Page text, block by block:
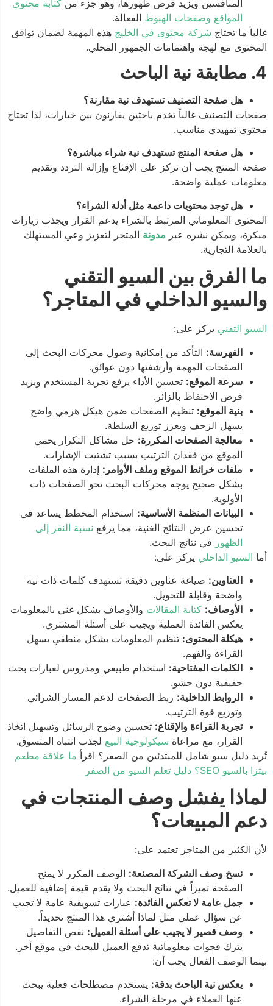
المنافسين ويزيد فرص ظهورها، وهو جزء من كتابة محتوى
المواقع وصفحات الهبوطالفعالة.
غالباً ما تحتاج شركة محتوى في الخليجهذه المهمة لضمان توافق
المحتوى مع لهجة واهتمامات الجمهور المحلي.
4. مطابقة نية الباحث
هل صفحة التصنيف تستهدف نية مقارنة؟
صفحات التصنيف غالباً تخدم باحثين يقارنون بين خيارات، لذا تحتاج
محتوى تمهيدي مناسب.
هل صفحة المنتج تستهدف نية شراء مباشرة؟
صفحة المنتج يجب أن تركز على الإقناع وإزالة التردد وتقديم
معلومات عملية واضحة.
هل توجد محتويات داعمة مثل أدلة الشراء؟
المحتوى المعلوماتي المرتبط بالشراء يدعم القرار ويجذب زيارات
مبكرة، ويمكن نشره عبر مدونةالمتجر لتعزيز وعي المستهلك
بالعلامة التجارية.
ما الفرق بين السيو التقني
والسيو الداخلي في المتاجر؟
السيو التقني يركز على:
الفهرسة:التأكد من إمكانية وصول محركات البحث إلى
الصفحات المهمة وأرشفتها دون عوائق.
سرعة الموقع:تحسين الأداء يرفع تجربة المستخدم ويزيد
فرص الاحتفاظ بالزائر.
بنية الموقع:تنظيم الصفحات ضمن هيكل هرمي واضح
يسهل الزحف ويعزز توزيع السلطة.
معالجة الصفحات المكررة:حل مشاكل التكرار يحمي
الموقع من فقدان الترتيب بسبب تشتيت الإشارات.
ملفات خرائط الموقع وملف الأوامر: إدارة هذه الملفات
بشكل صحيح يوجه محركات البحث نحو الصفحات ذات
الأولوية.
البيانات المنظمة الأساسية:استخدام المخطط يساعد في
تحسين عرض النتائج الغنية، مما يرفع نسبة النقر إلى
الظهور في نتائج البحث.
أما السيو الداخلي يركز على:
العناوين:صياغة عناوين دقيقة تستهدف كلمات ذات نية
واضحة وقابلة للتحويل.
الأوصاف: كتابة المقالاتوالأوصاف بشكل غني بالمعلومات
يعكس الفائدة العملية ويجيب على أسئلة المشتري.
هيكلة المحتوى:تنظيم المعلومات بشكل منطقي يسهل
القراءة والفهم.
الكلمات المفتاحية:استخدام طبيعي ومدروس لعبارات بحث
حقيقية دون حشو.
الروابط الداخلية:ربط الصفحات لدعم المسار الشرائي
وتوزيع قوة الترتيب.
تجربة القراءة والإقناع:تحسين وضوح الرسائل وتسهيل اتخاذ
القرار، مع مراعاةسيكولوجية البيعلجذب انتباه المتسوق.
تُريد دليل سيو شامل للمبتدئين من الصفر؟ اقرأ ما علاقة مطعم
بيتزا بالسيو SEO؟ دليل تعلم السيو من الصفر
لماذا يفشل وصف المنتجات في
دعم المبيعات؟
لأن الكثير من المتاجر تعتمد على:
نسخ وصف الشركة المصنعة:الوصف المكرر لا يمنح
الصفحة تميزاً في نتائج البحث ولا يقدم قيمة إضافية للعميل.
جمل عامة لا تعكس الفائدة:عبارات تسويقية عامة لا تجيب
عن سؤال عملي مثل لماذا أشتري هذا المنتج تحديداً.
وصف قصير لا يجيب على أسئلة العميل:نقص التفاصيل
يترك فجوات معلوماتية تدفع العميل للبحث في موقع آخر.
بينما الوصف الفعال يجب أن:
يعكس نية الباحث بدقة:يستخدم مصطلحات فعلية يبحث
عنها العملاء في مرحلة الشراء.